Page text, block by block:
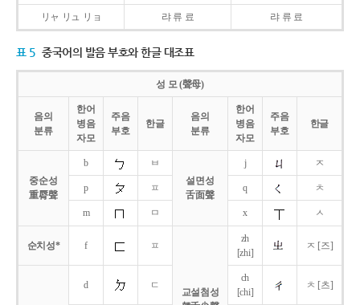
リャ リュ リョ 랴 류 료 랴 류 료
표 5 중국어의 발음 부호와 한글 대조표
성 모 (聲母)
음의
분류
한어
병음
자모
주음
부호
한글
음의
분류
한어
병음
자모
주음
부호
한글
중순성
重脣聲
b
ㅂ
설면성
舌面聲
j ㅈ
p ㅍ q ㅊ
m ㅁ x ㅅ
순치성* f ㅍ
교설첨성
zh
[zhi]
ㅈ [즈]
d ㄷ
ch
[chi]
ㅊ [츠]